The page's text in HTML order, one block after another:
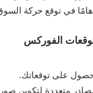
هامًا في توقع حركة
الفوركس
على توقعاتك.
متعددة لتكوين